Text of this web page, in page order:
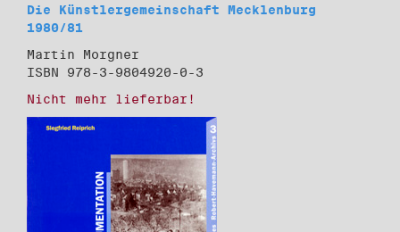
Die Künstlergemeinschaft Mecklenburg
1980/81
Martin Morgner
ISBN 978-3-9804920-0-3
Nicht mehr lieferbar!